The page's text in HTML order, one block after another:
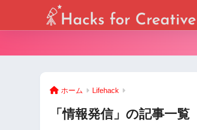
ホーム Lifehack
「情報発信」の記事一覧